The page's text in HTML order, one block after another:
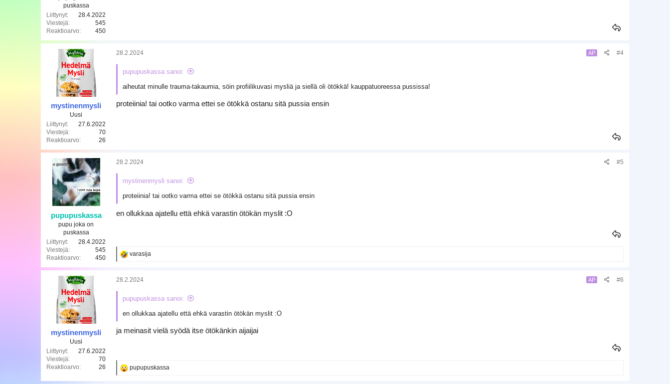
puskassa
Liittynyt
28.4.2022
Viestejä
545
Reaktioarvo
450
mystinenmysli
Uusi
Liittynyt
27.6.2022
Viestejä
70
Reaktioarvo
26
28.2.2024 AP #4
pupupuskassa sanoi:
aiheutat minulle trauma-takaumia, söin profiilikuvasi mysliä ja siellä oli ötökkä! kauppatuoreessa pussissa!
proteiinia! tai ootko varma ettei se ötökkä ostanu sitä pussia ensin
pupupuskassa
pupu joka on
puskassa
Liittynyt
28.4.2022
Viestejä
545
Reaktioarvo
450
28.2.2024 #5
mystinenmysli sanoi:
proteiinia! tai ootko varma ettei se ötökkä ostanu sitä pussia ensin
en ollukkaa ajatellu että ehkä varastin ötökän myslit :O
R
k
o
:
varasija
mystinenmysli
Uusi
Liittynyt
27.6.2022
Viestejä
70
Reaktioarvo
26
28.2.2024 AP #6
pupupuskassa sanoi:
en ollukkaa ajatellu että ehkä varastin ötökän myslit :O
ja meinasit vielä syödä itse ötökänkin aijaijai
R
pupupuskassa